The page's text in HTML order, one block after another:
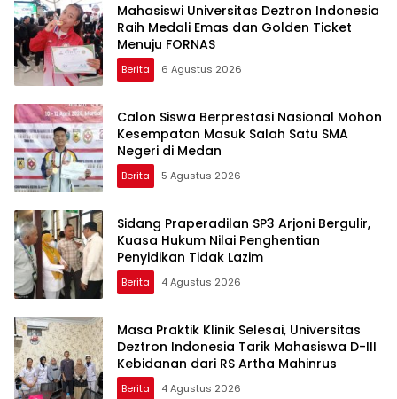
Mahasiswi Universitas Deztron Indonesia
Raih Medali Emas dan Golden Ticket
Menuju FORNAS
Berita 6 Agustus 2026
Calon Siswa Berprestasi Nasional Mohon
Kesempatan Masuk Salah Satu SMA
Negeri di Medan
Berita 5 Agustus 2026
Sidang Praperadilan SP3 Arjoni Bergulir,
Kuasa Hukum Nilai Penghentian
Penyidikan Tidak Lazim
Berita 4 Agustus 2026
Masa Praktik Klinik Selesai, Universitas
Deztron Indonesia Tarik Mahasiswa D-III
Kebidanan dari RS Artha Mahinrus
Berita 4 Agustus 2026